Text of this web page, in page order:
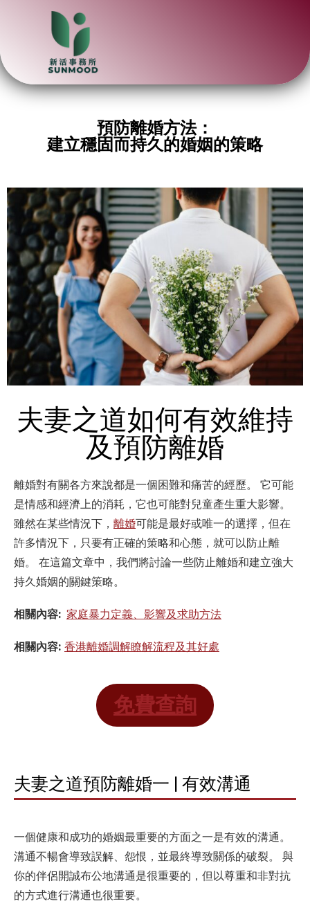
預防離婚方法：
建立穩固而持久的婚姻的策略
夫妻之道如何有效維持
及預防離婚
離婚對有關各方來說都是一個困難和痛苦的經歷。 它可能
是情感和經濟上的消耗，它也可能對兒童產生重大影響。
雖然在某些情況下， 離婚可能是最好或唯一的選擇，但在
許多情況下，只要有正確的策略和心態，就可以防止離
婚。 在這篇文章中，我們將討論一些防止離婚和建立強大
持久婚姻的關鍵策略。
相關內容: 家庭暴力定義、影響及求助方法
相關內容: 香港離婚調解瞭解流程及其好處
免費查詢
夫妻之道預防離婚一 | 有效溝通
一個健康和成功的婚姻最重要的方面之一是有效的溝通。
溝通不暢會導致誤解、怨恨，並最終導致關係的破裂。 與
你的伴侶開誠布公地溝通是很重要的，但以尊重和非對抗
的方式進行溝通也很重要。